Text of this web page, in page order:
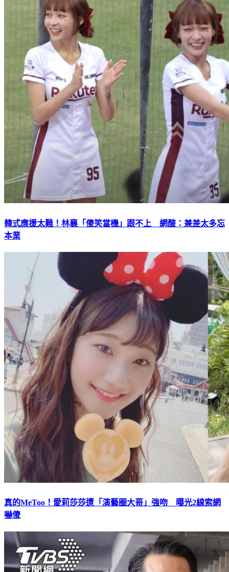
韓式應援太難！林襄「傻笑當機」跟不上 網酸：兼差太多忘
本業
真的MeToo！愛莉莎莎遭「演藝圈大哥」強吻 曝光2線索網
嚇傻